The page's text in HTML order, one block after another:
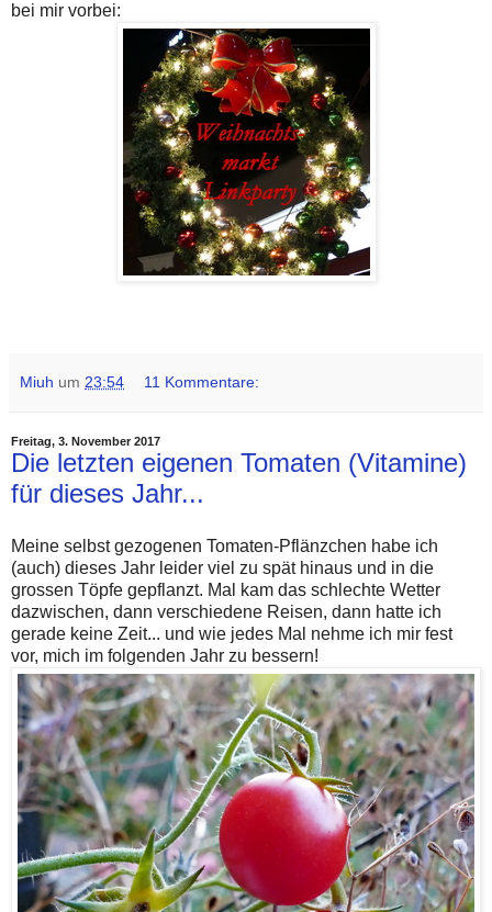
bei mir vorbei:
Miuh um 23:54 11 Kommentare:
Freitag, 3. November 2017
Die letzten eigenen Tomaten (Vitamine)
für dieses Jahr...
Meine selbst gezogenen Tomaten-Pflänzchen habe ich
(auch) dieses Jahr leider viel zu spät hinaus und in die
grossen Töpfe gepflanzt. Mal kam das schlechte Wetter
dazwischen, dann verschiedene Reisen, dann hatte ich
gerade keine Zeit... und wie jedes Mal nehme ich mir fest
vor, mich im folgenden Jahr zu bessern!